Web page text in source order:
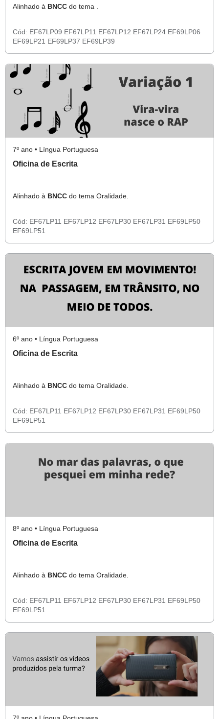
Alinhado à BNCC do tema .
Cód: EF67LP09 EF67LP11 EF67LP12 EF67LP24 EF69LP06
EF69LP21 EF69LP37 EF69LP39
7º ano • Língua Portuguesa
Oficina de Escrita
Alinhado à BNCC do tema Oralidade.
Cód: EF67LP11 EF67LP12 EF67LP30 EF67LP31 EF69LP50
EF69LP51
6º ano • Língua Portuguesa
Oficina de Escrita
Alinhado à BNCC do tema Oralidade.
Cód: EF67LP11 EF67LP12 EF67LP30 EF67LP31 EF69LP50
EF69LP51
8º ano • Língua Portuguesa
Oficina de Escrita
Alinhado à BNCC do tema Oralidade.
Cód: EF67LP11 EF67LP12 EF67LP30 EF67LP31 EF69LP50
EF69LP51